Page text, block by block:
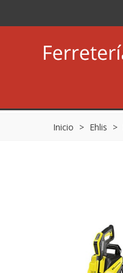
Inicio > Ehlis >